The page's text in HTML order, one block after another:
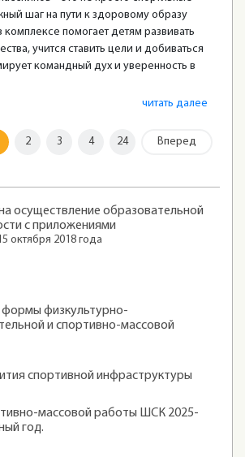
шаг на пути к здоровому образу
комплексе помогает детям развивать
учится ставить цели и добиваться
командный дух и уверенность в
читать далее
2 3 4 24 Вперед
осуществление образовательной
с приложениями
октября 2018 года
физкультурно-
и спортивно-массовой
спортивной инфраструктуры
массовой работы ШСК 2025-
год.